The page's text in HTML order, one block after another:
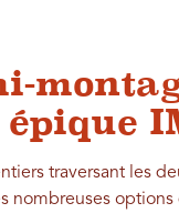
traversant les
nombreuses